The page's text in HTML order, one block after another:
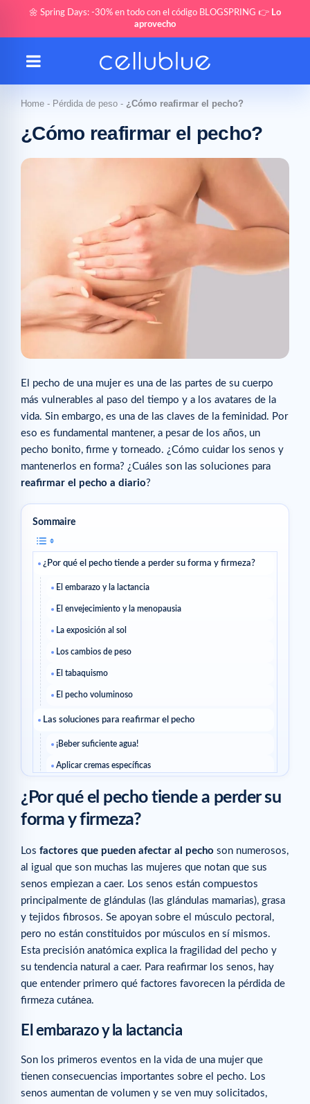
🌼 Spring Days: -30% en todo con el código BLOGSPRING 👉 Lo
aprovecho
Home - Pérdida de peso - ¿Cómo reafirmar el pecho?
¿Cómo reafirmar el pecho?
El pecho de una mujer es una de las partes de su cuerpo
más vulnerables al paso del tiempo y a los avatares de la
vida. Sin embargo, es una de las claves de la feminidad. Por
eso es fundamental mantener, a pesar de los años, un
pecho bonito, firme y torneado. ¿Cómo cuidar los senos y
mantenerlos en forma? ¿Cuáles son las soluciones para
reafirmar el pecho a diario?
Sommaire
¿Por qué el pecho tiende a perder su forma y firmeza?
El embarazo y la lactancia
El envejecimiento y la menopausia
La exposición al sol
Los cambios de peso
El tabaquismo
El pecho voluminoso
Las soluciones para reafirmar el pecho
¡Beber suficiente agua!
Aplicar cremas específicas
Aprovechar los beneficios del agua fría
Artículos relacionados
¿Por qué el pecho tiende a perder su
forma y firmeza?
Los factores que pueden afectar al pecho son numerosos,
al igual que son muchas las mujeres que notan que sus
senos empiezan a caer. Los senos están compuestos
principalmente de glándulas (las glándulas mamarias), grasa
y tejidos fibrosos. Se apoyan sobre el músculo pectoral,
pero no están constituidos por músculos en sí mismos.
Esta precisión anatómica explica la fragilidad del pecho y
su tendencia natural a caer. Para reafirmar los senos, hay
que entender primero qué factores favorecen la pérdida de
firmeza cutánea.
El embarazo y la lactancia
Son los primeros eventos en la vida de una mujer que
tienen consecuencias importantes sobre el pecho. Los
senos aumentan de volumen y se ven muy solicitados,